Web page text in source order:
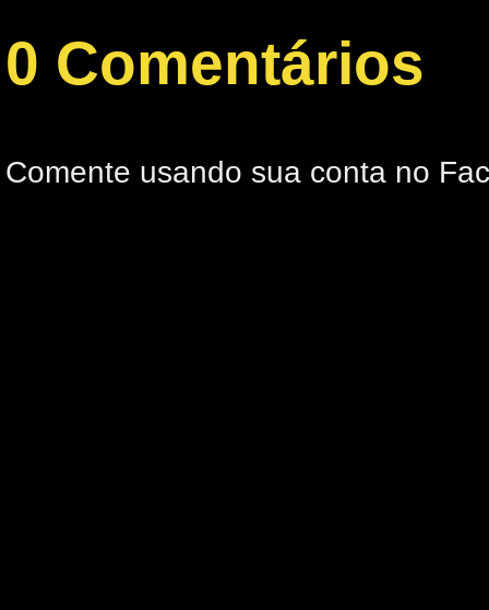
0 Comentários
Comente usando sua conta no